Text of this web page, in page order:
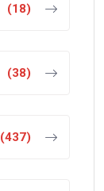
(18)
(38)
(437)